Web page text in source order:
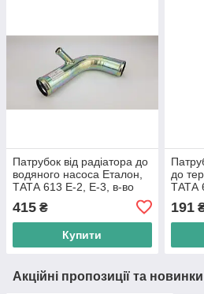
Патрубок від радіатора до
водяного насоса Еталон,
ТАТА 613 E-2, E-3, в-во
415 ₴
Купити
до
ТАТА
Е-2,
191
Акційні пропозиції та новинки